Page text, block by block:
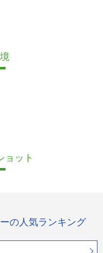
ョット
の人気ランキング